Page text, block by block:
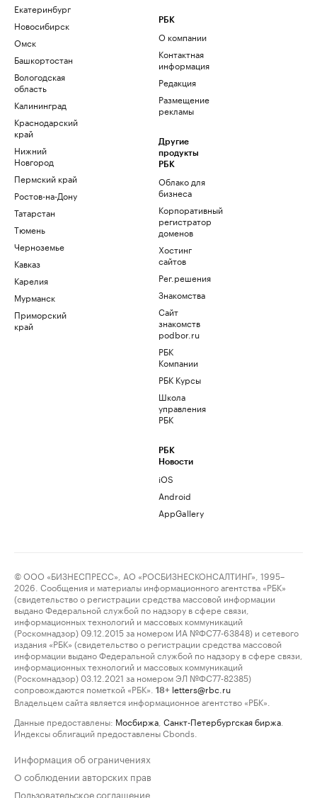
Екатеринбург
Новосибирск
Омск
Башкортостан
Вологодская
область
Калининград
Краснодарский
край
Нижний
Новгород
Пермский край
Ростов-на-Дону
Татарстан
Тюмень
Черноземье
Кавказ
Карелия
Мурманск
Приморский
край
РБК
О компании
Контактная
информация
Редакция
Размещение
рекламы
Другие
продукты
РБК
Облако для
бизнеса
Корпоративный
регистратор
доменов
Хостинг
сайтов
Рег.решения
Знакомства
Сайт
знакомств
podbor.ru
РБК
Компании
РБК Курсы
Школа
управления
РБК
РБК
Новости
iOS
Android
AppGallery
© ООО «БИЗНЕСПРЕСС», АО «РОСБИЗНЕСКОНСАЛТИНГ», 1995–
2026. Сообщения и материалы информационного агентства «РБК»
(свидетельство о регистрации средства массовой информации
выдано Федеральной службой по надзору в сфере связи,
информационных технологий и массовых коммуникаций
(Роскомнадзор) 09.12.2015 за номером ИА №ФС77-63848) и сетевого
издания «РБК» (свидетельство о регистрации средства массовой
информации выдано Федеральной службой по надзору в сфере связи,
информационных технологий и массовых коммуникаций
(Роскомнадзор) 03.12.2021 за номером ЭЛ №ФС77-82385)
сопровождаются пометкой «РБК».
18+ letters@rbc.ru
Владельцем сайта является информационное агентство «РБК».
Данные предоставлены: Мосбиржа Санкт-Петербургская биржа
Индексы облигаций предоставлены Cbonds.
Информация об ограничениях
О соблюдении авторских прав
Пользовательское соглашение